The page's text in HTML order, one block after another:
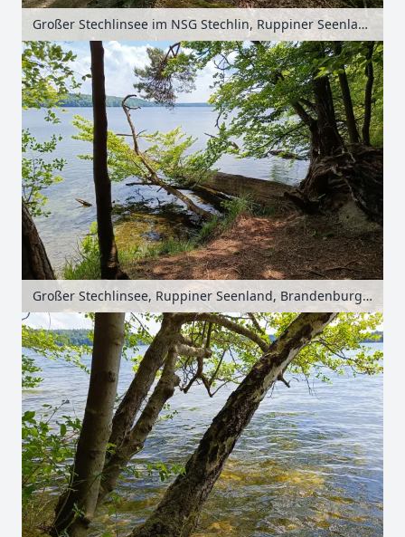
Großer Stechlinsee im NSG Stechlin, Ruppiner Seenland, Brandenburg, Deutschland
Großer Stechlinsee, Ruppiner Seenland, Brandenburg, Deutschland